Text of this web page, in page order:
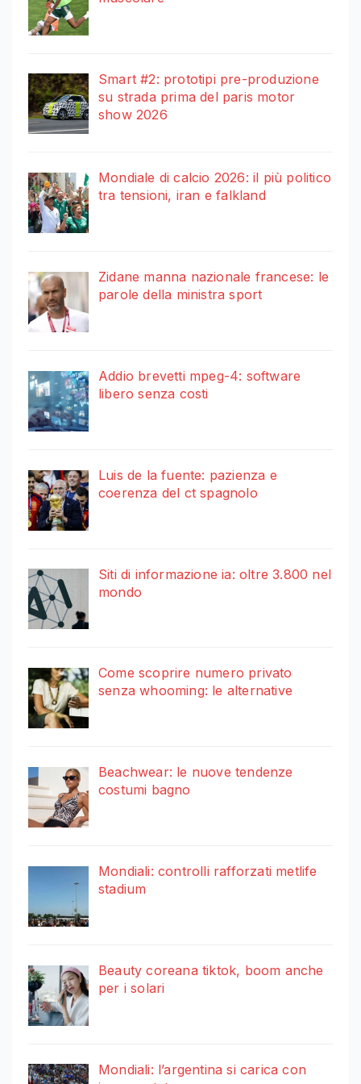
Smart #2: prototipi pre-produzione
su strada prima del paris motor
show 2026
Mondiale di calcio 2026: il più politico
tra tensioni, iran e falkland
Zidane manna nazionale francese: le
parole della ministra sport
Addio brevetti mpeg-4: software
libero senza costi
Luis de la fuente: pazienza e
coerenza del ct spagnolo
Siti di informazione ia: oltre 3.800 nel
mondo
Come scoprire numero privato
senza whooming: le alternative
Beachwear: le nuove tendenze
costumi bagno
Mondiali: controlli rafforzati metlife
stadium
Beauty coreana tiktok, boom anche
per i solari
Mondiali: l’argentina si carica con